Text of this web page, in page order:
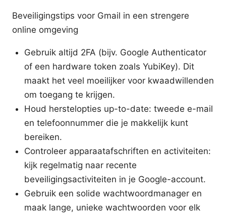
Beveiligingstips voor Gmail in een strengere
online omgeving
Gebruik altijd 2FA (bijv. Google Authenticator
of een hardware token zoals YubiKey). Dit
maakt het veel moeilijker voor kwaadwillenden
om toegang te krijgen.
Houd herstelopties up-to-date: tweede e-mail
en telefoonnummer die je makkelijk kunt
bereiken.
Controleer apparaatafschriften en activiteiten:
kijk regelmatig naar recente
beveiligingsactiviteiten in je Google-account.
Gebruik een solide wachtwoordmanager en
maak lange, unieke wachtwoorden voor elk